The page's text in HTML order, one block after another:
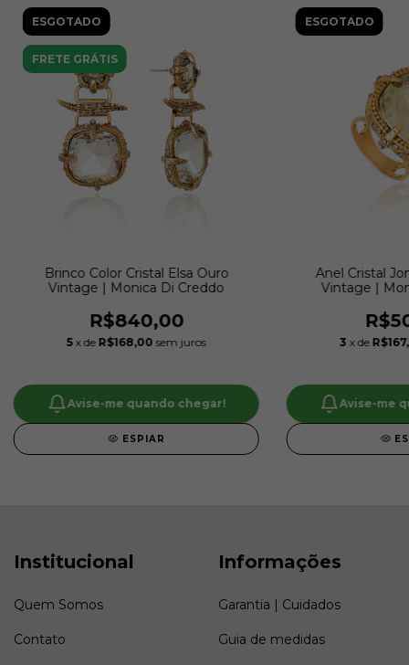
ESGOTADO
FRETE GRÁTIS
Brinco Color Cristal Elsa Ouro
Vintage | Monica Di Creddo
R$840,00
5 x de R$168,00 sem juros
Avise-me quando chegar!
ESPIAR
ESGOTADO
Anel Cristal
Vintage |
3 x de
Avise-me
Institucional
Quem Somos
Contato
Informações
Garantia | Cuidados
Guia de medidas